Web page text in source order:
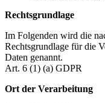
Rechtsgrundlage
Im Folgenden wird die
Rechtsgrundlage für die
Daten genannt.
Art. 6 (1) (a) GDPR
Ort der Verarbeitung